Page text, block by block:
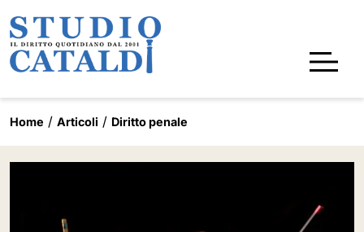
Home Articoli Diritto penale